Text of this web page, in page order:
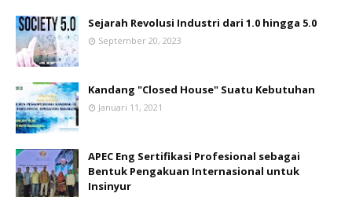
Sejarah Revolusi Industri dari 1.0 hingga 5.0
September 20, 2023
Kandang "Closed House" Suatu Kebutuhan
Januari 11, 2021
APEC Eng Sertifikasi Profesional sebagai
Bentuk Pengakuan Internasional untuk
Insinyur